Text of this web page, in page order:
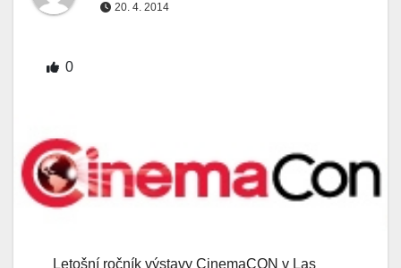
20. 4. 2014
0
Letošní ročník výstavy CinemaCON v Las